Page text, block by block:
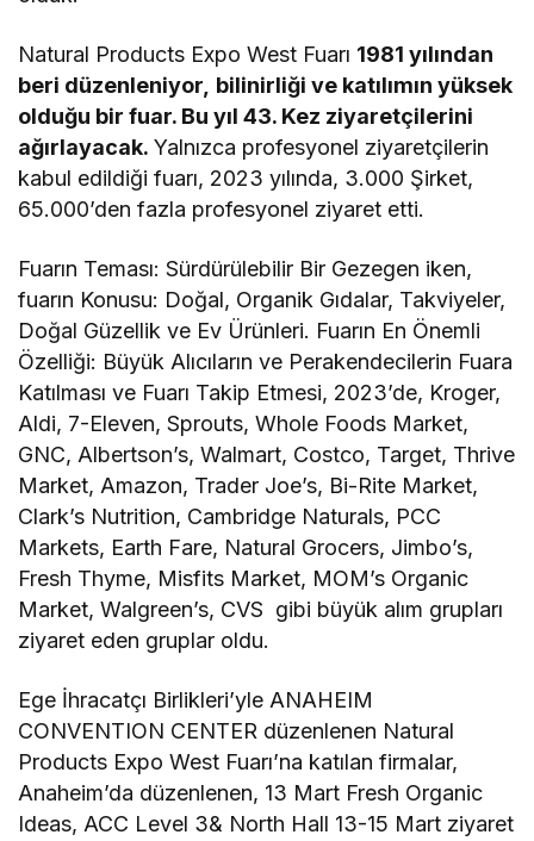
Natural Products Expo West Fuarı 1981 yılından
beri düzenleniyor, bilinirliği ve katılımın yüksek
olduğu bir fuar. Bu yıl 43. Kez ziyaretçilerini
ağırlayacak.Yalnızca profesyonel ziyaretçilerin
kabul edildiği fuarı, 2023 yılında, 3.000 Şirket,
65.000’den fazla profesyonel ziyaret etti.
Fuarın Teması: Sürdürülebilir Bir Gezegen iken,
fuarın Konusu: Doğal, Organik Gıdalar, Takviyeler,
Doğal Güzellik ve Ev Ürünleri. Fuarın En Önemli
Özelliği: Büyük Alıcıların ve Perakendecilerin Fuara
Katılması ve Fuarı Takip Etmesi, 2023’de, Kroger,
Aldi, 7-Eleven, Sprouts, Whole Foods Market,
GNC, Albertson’s, Walmart, Costco, Target, Thrive
Market, Amazon, Trader Joe’s, Bi-Rite Market,
Clark’s Nutrition, Cambridge Naturals, PCC
Markets, Earth Fare, Natural Grocers, Jimbo’s,
Fresh Thyme, Misfits Market, MOM’s Organic
Market, Walgreen’s, CVS gibi büyük alım grupları
ziyaret eden gruplar oldu.
Ege İhracatçı Birlikleri’yle ANAHEIM
CONVENTION CENTER düzenlenen Natural
Products Expo West Fuarı’na katılan firmalar,
Anaheim’da düzenlenen, 13 Mart Fresh Organic
Ideas, ACC Level 3& North Hall 13-15 Mart ziyaret